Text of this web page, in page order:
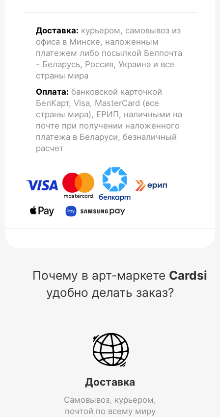
Доставка: курьером, самовывоз из
офиса в Минске, наложенным
платежем либо посылкой Белпочта
- Беларусь, Россия, Украина и все
страны мира
Оплата: банковской карточкой
БелКарт, Visa, MasterCard (все
страны мира), ЕРИП, наличными на
почте при получении наложенного
платежа в Беларуси, безналичный
расчет
Почему в арт-маркете Cardsi
удобно делать заказ?
Доставка
Самовывоз, курьером,
почтой по всему миру